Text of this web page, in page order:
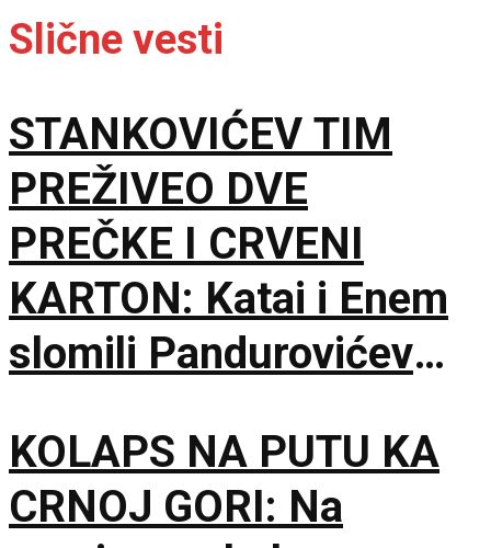
Slične vesti
STANKOVIĆEV TIM
PREŽIVEO DVE
PREČKE I CRVENI
KARTON: Katai i Enem
slomili Pandurovićev
promašivali u Ljutice
Bogdana!
KOLAPS NA PUTU KA
CRNOJ GORI: Na